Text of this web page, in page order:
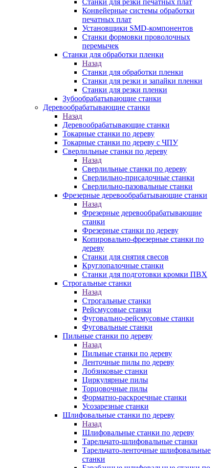
Станки для резки печатных плат
Конвейерные системы обработки
печатных плат
Установщики SMD-компонентов
Станки формовки проволочных
перемычек
Станки для обработки пленки
Назад
Станки для обработки пленки
Станки для резки и запайки пленки
Станки для резки пленки
Зубообрабатывающие станки
Деревообрабатывающие станки
Назад
Деревообрабатывающие станки
Токарные станки по дереву
Токарные станки по дереву с ЧПУ
Сверлильные станки по дереву
Назад
Сверлильные станки по дереву
Сверлильно-присадочные станки
Сверлильно-пазовальные станки
Фрезерные деревообрабатывающие станки
Назад
Фрезерные деревообрабатывающие
станки
Фрезерные станки по дереву
Копировально-фрезерные станки по
дереву
Станки для снятия свесов
Круглопалочные станки
Станки для подготовки кромки ПВХ
Строгальные станки
Назад
Строгальные станки
Рейсмусовые станки
Фуговально-рейсмусовые станки
Фуговальные станки
Пильные станки по дереву
Назад
Пильные станки по дереву
Ленточные пилы по дереву
Лобзиковые станки
Циркулярные пилы
Торцовочные пилы
Форматно-раскроечные станки
Усозарезные станки
Шлифовальные станки по дереву
Назад
Шлифовальные станки по дереву
Тарельчато-шлифовальные станки
Тарельчато-ленточные шлифовальные
станки